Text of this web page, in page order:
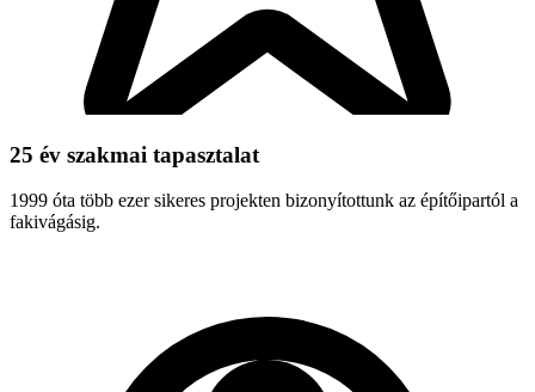
25 év szakmai tapasztalat
1999 óta több ezer sikeres projekten bizonyítottunk az építőipartól a
fakivágásig.